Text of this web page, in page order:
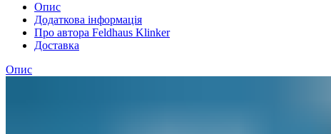
Опис
Додаткова інформація
Про автора Feldhaus Klinker
Доставка
Опис